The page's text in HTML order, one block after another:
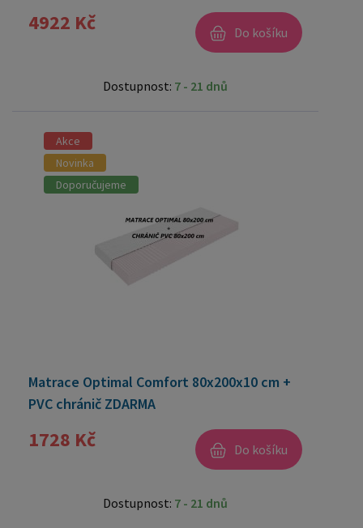
4922 Kč Do košíku
Dostupnost: 7 - 21 dnů
Akce
Novinka
Doporučujeme
Matrace Optimal Comfort 80x200x10 cm +
PVC chránič ZDARMA
1728 Kč Do košíku
Dostupnost: 7 - 21 dnů